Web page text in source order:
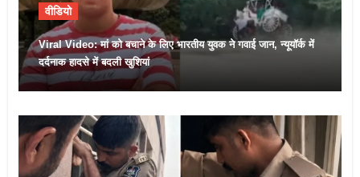
वीडियो
Viral Video: मां को बचाने के लिए भारतीय युवक ने गवाई जान, न्यूयॉर्क में
दर्दनाक हादसे में बदली खुशियां